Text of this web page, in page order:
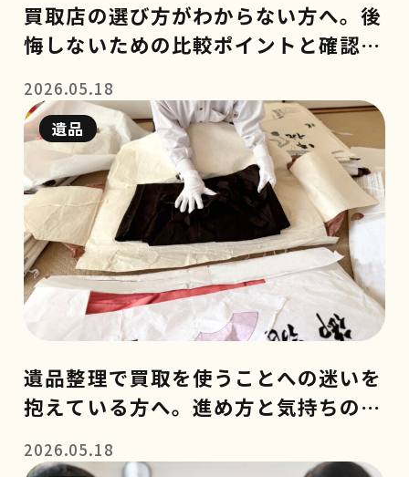
買取店の選び方がわからない方へ。後
悔しないための比較ポイントと確認事
2026.05.18
遺品
遺品整理で買取を使うことへの迷いを
抱えている方へ。進め方と気持ちの整
2026.05.18